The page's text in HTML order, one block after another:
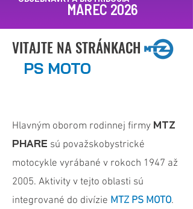
MAREC 2026
VITAJTE NA STRÁNKACH
PS MOTO
Hlavným oborom rodinnej firmy MTZ
PHARE sú považskobystrické
motocykle vyrábané v rokoch 1947 až
2005. Aktivity v tejto oblasti sú
integrované do divízie MTZ PS MOTO.